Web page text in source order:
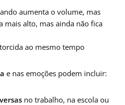
aumenta o volume, mas
mais alto, mas ainda não fica
ao mesmo tempo
e nas emoções podem incluir:
no trabalho, na escola ou